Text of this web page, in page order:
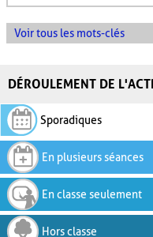
Voir tous les mots-clés
DÉROULEMENT DE
Sporadiques
En plusieurs séances
En classe seulement
Hors classe